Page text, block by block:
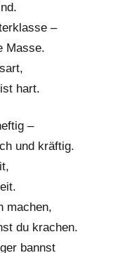
–
Masse.
hart.
–
und kräftig.
machen,
du krachen.
bannst